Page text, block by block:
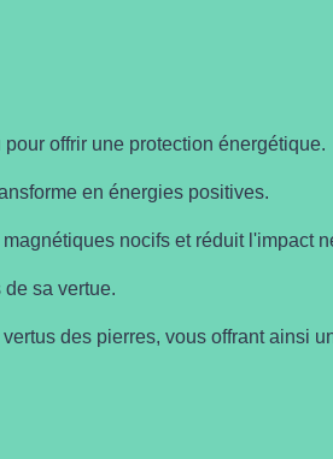
offrir une protection énergétique.
en énergies positives.
nocifs et réduit l'impact
sa vertue.
des pierres, vous offrant ainsi